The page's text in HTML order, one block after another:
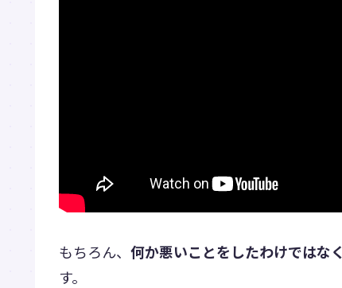
もちろん、 何か悪いことをしたわけではなく
す。